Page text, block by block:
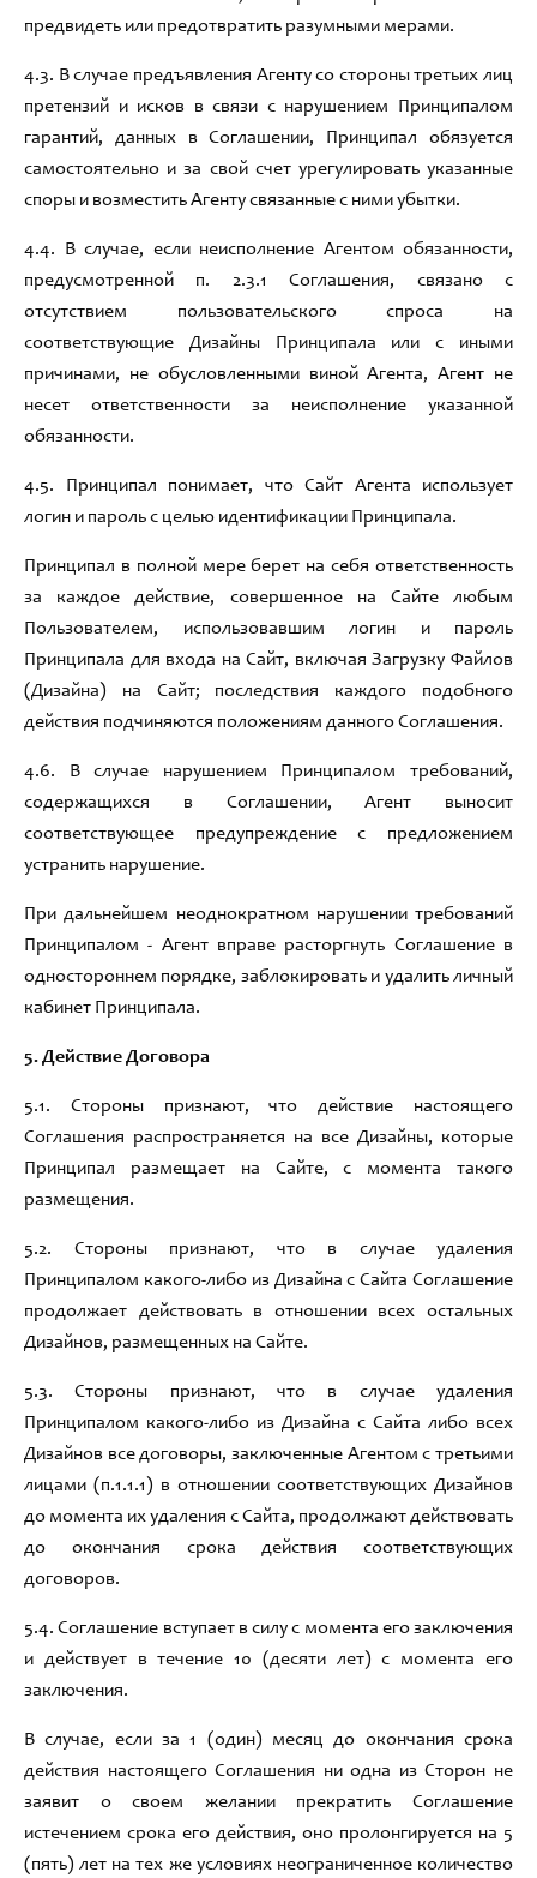
предвидеть или предотвратить разумными мерами.
4.3. В случае предъявления Агенту со стороны третьих лиц
претензий и исков в связи с нарушением Принципалом
гарантий, данных в Соглашении, Принципал обязуется
самостоятельно и за свой счет урегулировать указанные
споры и возместить Агенту связанные с ними убытки.
4.4. В случае, если неисполнение Агентом обязанности,
предусмотренной п. 2.3.1Соглашения, связано с
отсутствием пользовательского спроса на
соответствующие Дизайны Принципала или с иными
причинами, необусловленными виной Агента,Агент не
несет ответственности за неисполнение указанной
обязанности.
4.5. Принципал понимает, что Сайт Агента использует
логин и пароль с целью идентификации Принципала.
Принципал в полной мере берет на себя ответственность
за каждое действие, совершенное на Сайте любым
Пользователем, использовавшим логин и пароль
Принципала для входа на Сайт, включая Загрузку Файлов
(Дизайна) на Сайт; последствия каждого подобного
действия подчиняются положениям данного Соглашения.
4.6. В случае нарушением Принципалом требований,
содержащихся в Соглашении,Агент выносит
соответствующее предупреждение с предложением
устранить нарушение.
При дальнейшем неоднократном нарушении требований
Принципалом - Агент вправе расторгнуть Соглашение в
одностороннем порядке, заблокировать и удалить личный
кабинет Принципала.
5.Действие Договора
5.1. Стороны признают,что действие настоящего
Соглашения распространяется на все Дизайны, которые
Принципал размещает на Сайте, с момента такого
размещения.
5.2. Стороны признают, что в случае удаления
Принципалом какого-либо из Дизайна с Сайта Соглашение
продолжает действовать в отношении всех остальных
Дизайнов, размещенных на Сайте.
5.3. Стороны признают,что в случае удаления
Принципалом какого-либо из Дизайна с Сайта либо всех
Дизайнов все договоры,заключенные Агентом с третьими
лицами (п.1.1.1 ) в отношении соответствующих Дизайнов
до момента их удаления с Сайта, продолжают действовать
до окончания срока действия соответствующих
договоров.
5.4. Соглашение вступает в силу с момента его заключения
и действует в течение 10 (десяти лет) с момента его
заключения.
В случае, если за 1 (один) месяц до окончания срока
действия настоящего Соглашения ни одна из Сторон не
заявит о своем желании прекратить Соглашение
истечением срока его действия, оно пролонгируется на 5
(пять) лет на тех же условияхнеограниченное количество